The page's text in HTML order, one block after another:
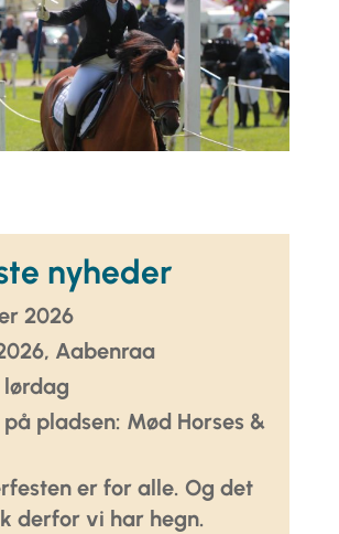
nyheder
2026
Aabenraa
pladsen: Mød Horses &
er for alle. Og det
derfor vi har hegn.